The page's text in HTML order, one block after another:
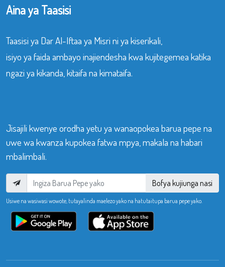
Aina ya Taasisi
Taasisi ya Dar Al-Iftaa ya Misri ni ya kiserikali,
isiyo ya faida ambayo inajiendesha kwa kujitegemea katika
ngazi ya kikanda, kitaifa na kimataifa.
Jisajili kwenye orodha yetu ya wanaopokea barua pepe na
uwe wa kwanza kupokea fatwa mpya, makala na habari
mbalimbali.
Bofya kujiunga nasi
Usiwe na wasiwasi wowote, tutayalinda maelezo yako na hatutaitupa barua pepe yako.